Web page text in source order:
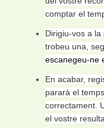
comptar el
Dirigiu-vos a
trobeu una,
escanegeu-ne
En acabar,
pararà el
correctament.
el vostre